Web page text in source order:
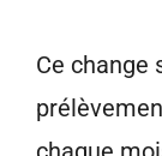
Ce change